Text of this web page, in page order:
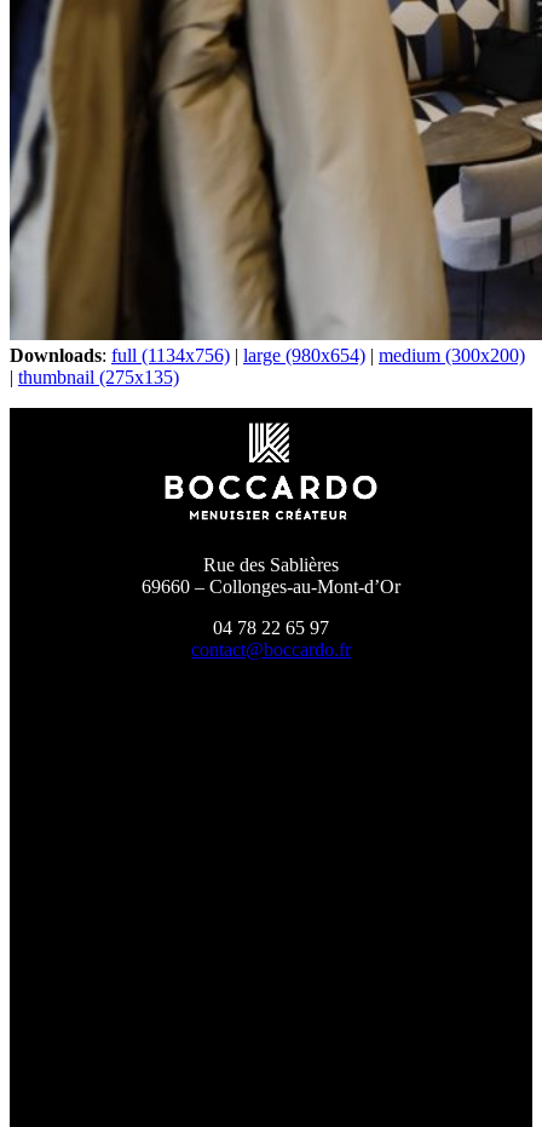
Downloads: full (1134x756) | large (980x654) | medium (300x200)
| thumbnail (275x135)
Rue des Sablières
69660 – Collonges-au-Mont-d’Or
04 78 22 65 97
contact@boccardo.fr